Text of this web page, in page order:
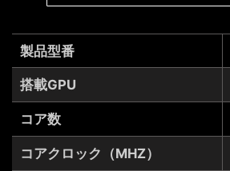
製品型番
搭載GPU
コア数
コアクロック（MHZ）